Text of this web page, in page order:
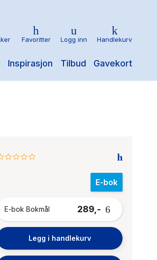
Inspirasjon Tilbud Gavekort
Favoritter Logg inn Handlekurv
E-bok
E-bok Bokmål 289,-
Legg i handlekurv